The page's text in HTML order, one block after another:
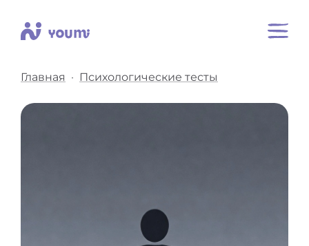
Главная Психологические тесты